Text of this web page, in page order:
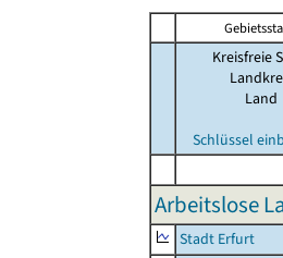
Kreisfreie
Land
Schlüssel
Arbeitslose
Stadt Erfurt